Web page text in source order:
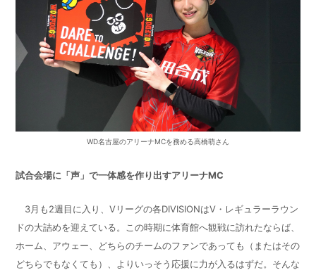
WD名古屋のアリーナMCを務める高橋萌さん
試合会場に「声」で一体感を作り出すアリーナMC
3月も2週目に入り、Vリーグの各DIVISIONはV・レギュラーラウン
ドの大詰めを迎えている。この時期に体育館へ観戦に訪れたならば、
ホーム、アウェー、どちらのチームのファンであっても（またはその
どちらでもなくても）、よりいっそう応援に力が入るはずだ。そんな